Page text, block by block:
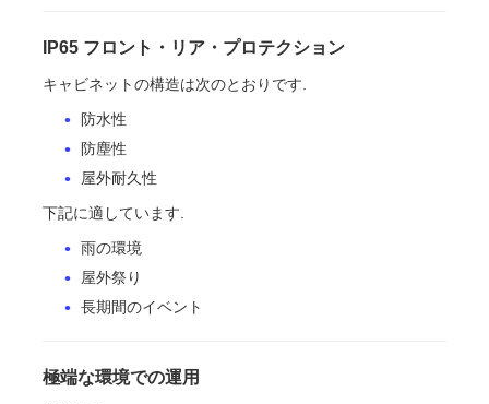
IP65 フロント・リア・プロテクション
キャビネットの構造は次のとおりです.
防水性
防塵性
屋外耐久性
下記に適しています.
雨の環境
屋外祭り
長期間のイベント
極端な環境での運用